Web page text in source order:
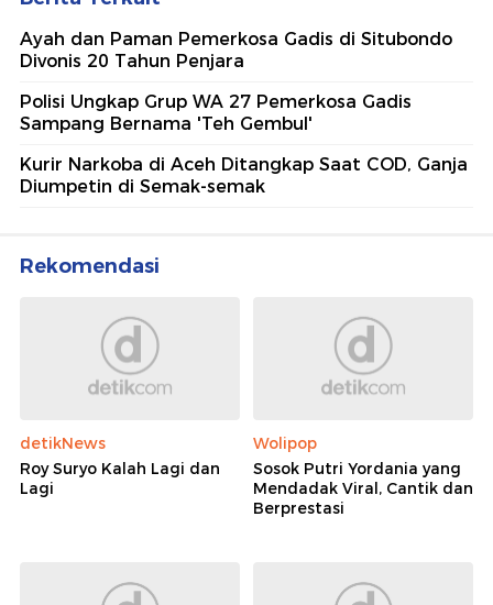
Ayah dan Paman Pemerkosa Gadis di Situbondo
Divonis 20 Tahun Penjara
Polisi Ungkap Grup WA 27 Pemerkosa Gadis
Sampang Bernama 'Teh Gembul'
Kurir Narkoba di Aceh Ditangkap Saat COD, Ganja
Diumpetin di Semak-semak
Rekomendasi
detikNews
Roy Suryo Kalah Lagi dan
Lagi
Wolipop
Sosok Putri Yordania yang
Mendadak Viral, Cantik dan
Berprestasi